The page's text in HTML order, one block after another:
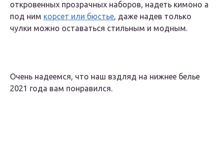
откровенных прозрачных наборов, надеть кимоно а
под ним корсет или бюстье, даже надев только
чулки можно оставаться стильным и модным.
Очень надеемся, что наш вздляд на нижнее белье
2021 года вам понравился.